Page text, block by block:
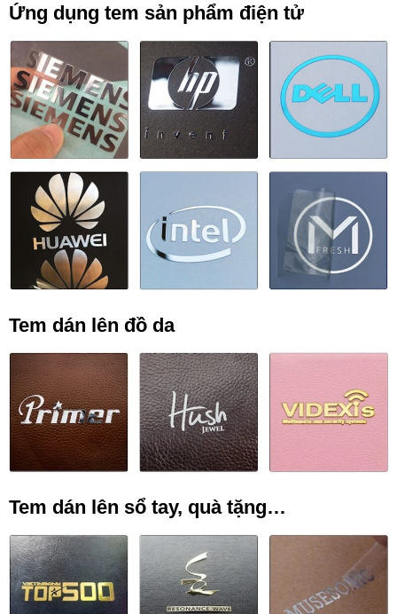
Ứng dụng tem sản phẩm điện tử
Tem dán lên đồ da
Tem dán lên sổ tay, quà tặng…